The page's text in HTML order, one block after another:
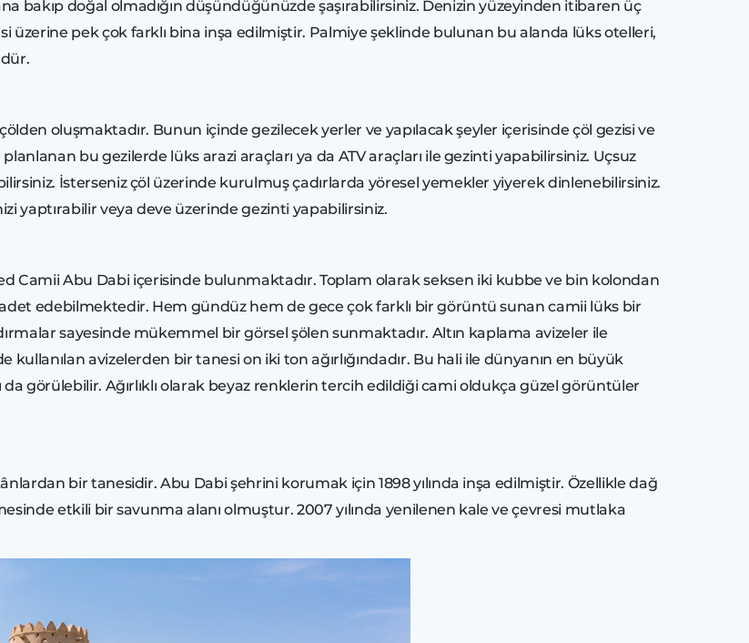
bakıp doğal olmadığın düşündüğünüzde şaşırabilirsiniz. Denizin yüzeyinden itibaren üç
pek çok farklı bina inşa edilmiştir. Palmiye şeklinde bulunan bu alanda lüks otelleri,
oluşmaktadır. Bunun içinde gezilecek yerler ve yapılacak şeyler içerisinde çöl gezisi ve
bu gezilerde lüks arazi araçları ya da ATV araçları ile gezinti yapabilirsiniz. Uçsuz
İsterseniz çöl üzerinde kurulmuş çadırlarda yöresel yemekler yiyerek dinlenebilirsiniz.
yaptırabilir veya deve üzerinde gezinti yapabilirsiniz.
Camii Abu Dabi içerisinde bulunmaktadır. Toplam olarak seksen iki kubbe ve bin kolondan
edebilmektedir. Hem gündüz hem de gece çok farklı bir görüntü sunan camii lüks bir
sayesinde mükemmel bir görsel şölen sunmaktadır. Altın kaplama avizeler ile
avizelerden bir tanesi on iki ton ağırlığındadır. Bu hali ile dünyanın en büyük
da görülebilir. Ağırlıklı olarak beyaz renklerin tercih edildiği cami oldukça güzel görüntüler
bir tanesidir. Abu Dabi şehrini korumak için 1898 yılında inşa edilmiştir. Özellikle dağ
etkili bir savunma alanı olmuştur. 2007 yılında yenilenen kale ve çevresi mutlaka